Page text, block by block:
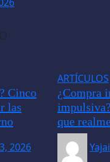
Cinco
las
2026
ARTÍCULOS
¿Compra
que